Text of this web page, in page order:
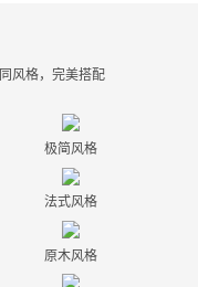
风格，完美搭配
极简风格
法式风格
原木风格